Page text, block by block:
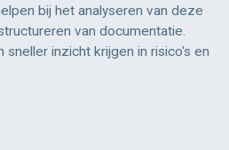
bij het analyseren van deze
van documentatie.
inzicht krijgen in risico's en